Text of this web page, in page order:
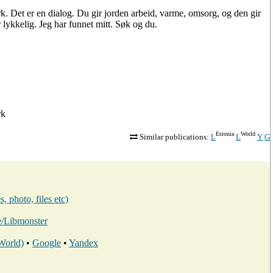
Det er en dialog. Du gir jorden arbeid, varme, omsorg, og den gir
Jeg har funnet mitt. Søk og du.
Similar publications: LEstonia LWorld Y G
photo, files etc)
Libmonster
• Google • Yandex